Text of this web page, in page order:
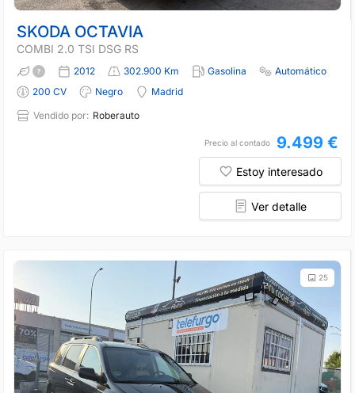
SKODA OCTAVIA
COMBI 2.0 TSI DSG RS
2012 302.900 Km Gasolina
Automático
200 CV
Negro
Madrid
Vendido por: Roberauto
Precio al contado 9.499 €
Estoy interesado
Ver detalle
25